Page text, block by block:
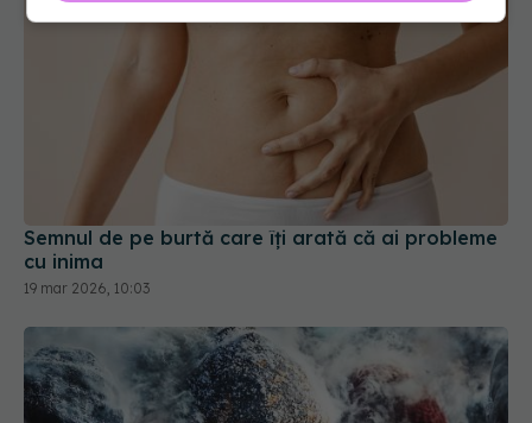
Semnul de pe burtă care îți arată că ai probleme
cu inima
19 mar 2026, 10:03